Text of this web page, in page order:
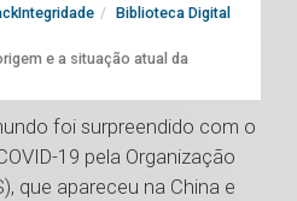
Biblioteca Digital
e a situação atual da
foi surpreendido com o
19 pela Organização
que apareceu na China e